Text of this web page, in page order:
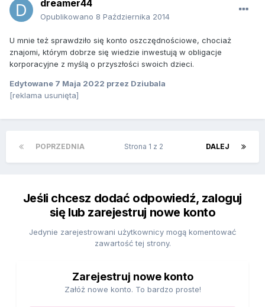
dreamer44
Opublikowano 8 Października 2014
U mnie też sprawdziło się konto oszczędnościowe, chociaż
znajomi, którym dobrze się wiedzie inwestują w obligacje
korporacyjne z myślą o przyszłości swoich dzieci.
Edytowane 7 Maja 2022 przez Dziubala
[reklama usunięta]
POPRZEDNIA DALEJ
Strona 1 z 2
Jeśli chcesz dodać odpowiedź, zaloguj
się lub zarejestruj nowe konto
Jedynie zarejestrowani użytkownicy mogą komentować
zawartość tej strony.
Zarejestruj nowe konto
Załóż nowe konto. To bardzo proste!